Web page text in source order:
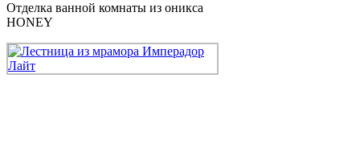
Отделка ванной комнаты из оникса
HONEY